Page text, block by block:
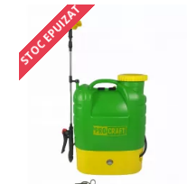
STOC EPUIZAT